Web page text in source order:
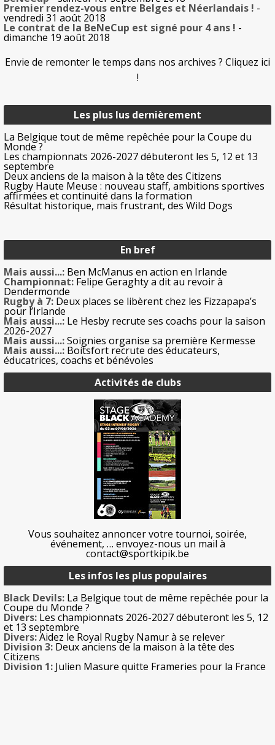
Les plus lus dernièrement
La Belgique tout de même repêchée pour la Coupe du
Monde ?
Les championnats 2026-2027 débuteront les 5, 12 et 13
septembre
Deux anciens de la maison à la tête des Citizens
Rugby Haute Meuse : nouveau staff, ambitions sportives
affirmées et continuité dans la formation
Résultat historique, mais frustrant, des Wild Dogs
Premier rendez-vous entre Belges et Néerlandais ! -
vendredi 31 août 2018
Le contrat de la BeNeCup est signé pour 4 ans ! -
dimanche 19 août 2018
Envie de remonter le temps dans nos archives ? Cliquez ici
!
En bref
Mais aussi...: Ben McManus en action en Irlande
Championnat: Felipe Geraghty a dit au revoir à
Dendermonde
Rugby à 7: Deux places se libèrent chez les Fizzapapa’s
pour l’Irlande
Mais aussi...: Le Hesby recrute ses coachs pour la saison
2026-2027
Mais aussi...:Soignies organise sa première Kermesse
Mais aussi...: Boitsfort recrute des éducateurs,
éducatrices, coachs et bénévoles
Activités de clubs
Vous souhaitez annoncer votre tournoi, soirée,
événement, … envoyez-nous un mail à
contact@sportkipik.be
Les infos les plus populaires
Black Devils: La Belgique tout de même repêchée pour la
Coupe du Monde ?
Divers: Les championnats 2026-2027 débuteront les 5, 12
et 13 septembre
Divers:Aidez le Royal Rugby Namur à se relever
Division 3: Deux anciens de la maison à la tête des
Citizens
Division 1: Julien Masure quitte Frameries pour la France